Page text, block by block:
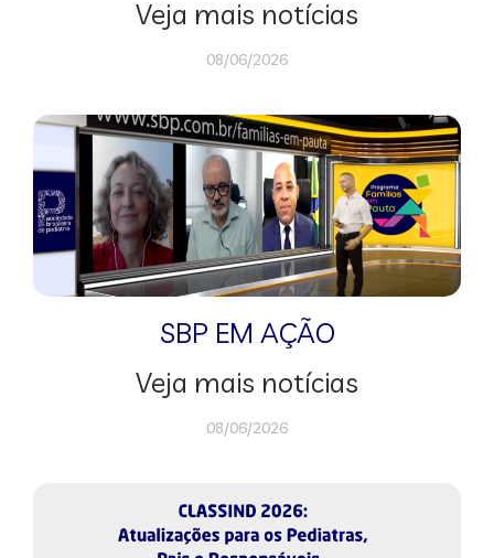
Veja mais notícias
08/06/2026
SBP EM AÇÃO
Veja mais notícias
08/06/2026